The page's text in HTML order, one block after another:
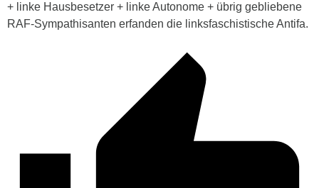
+ linke Hausbesetzer + linke Autonome + übrig gebliebene
RAF-Sympathisanten erfanden die linksfaschistische Antifa.